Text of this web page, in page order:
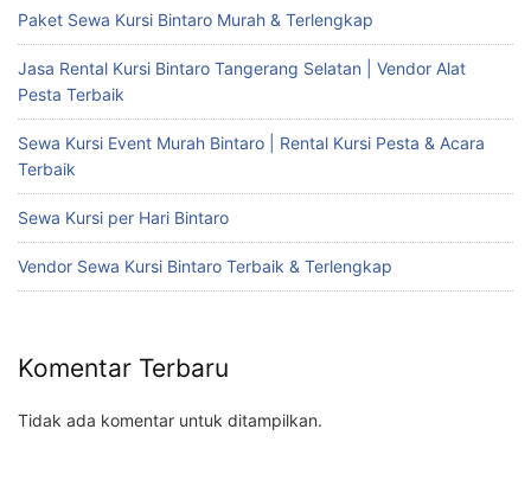
Paket Sewa Kursi Bintaro Murah & Terlengkap
Jasa Rental Kursi Bintaro Tangerang Selatan | Vendor Alat
Pesta Terbaik
Sewa Kursi Event Murah Bintaro | Rental Kursi Pesta & Acara
Terbaik
Sewa Kursi per Hari Bintaro
Vendor Sewa Kursi Bintaro Terbaik & Terlengkap
Komentar Terbaru
Tidak ada komentar untuk ditampilkan.